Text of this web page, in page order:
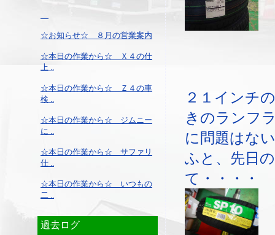
☆お知らせ☆ ８月の営業案内
☆本日の作業から☆ Ｘ４の仕
上 ..
☆本日の作業から☆ Ｚ４の車
検 ..
☆本日の作業から☆ ジムニー
に ..
☆本日の作業から☆ サファリ
仕 ..
☆本日の作業から☆ いつもの
二 ..
過去ログ
２１インチ
きのランフ
に問題はな
ふと、先日
て・・・・